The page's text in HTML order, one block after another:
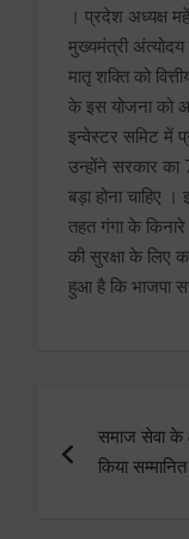
। प्रदेश अध्यक्ष
मुख्यमंत्री
मातृ शक्ति को
के इस योजना को
इन्वेस्टर समिट में
उन्होंने सरकार
बड़ा होना चाहिए
तहत गंगा के
की सुरक्षा के लिए
हुआ है कि भाजपा
समाज सेवा के
किया सम्मानित